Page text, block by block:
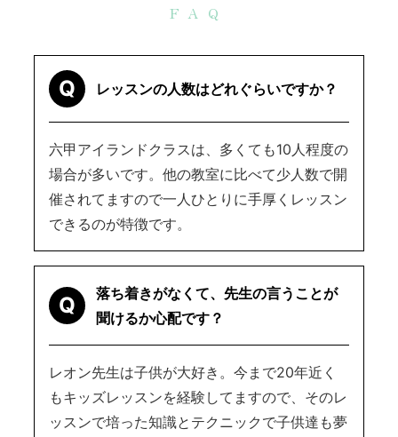
FAQ
Q レッスンの人数はどれぐらいですか？
六甲アイランドクラスは、多くても10人程度の
場合が多いです。他の教室に比べて少人数で開
催されてますので一人ひとりに手厚くレッスン
できるのが特徴です。
Q
落ち着きがなくて、先生の言うことが
聞けるか心配です？
レオン先生は子供が大好き。今まで20年近く
もキッズレッスンを経験してますので、そのレ
ッスンで培った知識とテクニックで子供達も夢